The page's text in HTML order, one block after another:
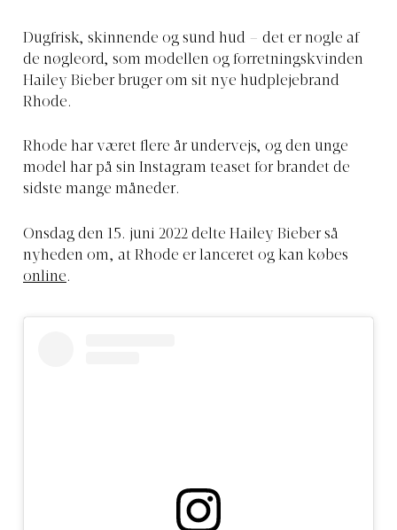
Dugfrisk, skinnende og sund hud – det er nogle af
de nøgleord, som modellen og forretningskvinden
Hailey Bieber bruger om sit nye hudplejebrand
Rhode.
Rhode har været flere år undervejs, og den unge
model har på sin Instagram teaset for brandet de
sidste mange måneder.
Onsdag den 15. juni 2022 delte Hailey Bieber så
nyheden om, at Rhode er lanceret og kan købes
online.